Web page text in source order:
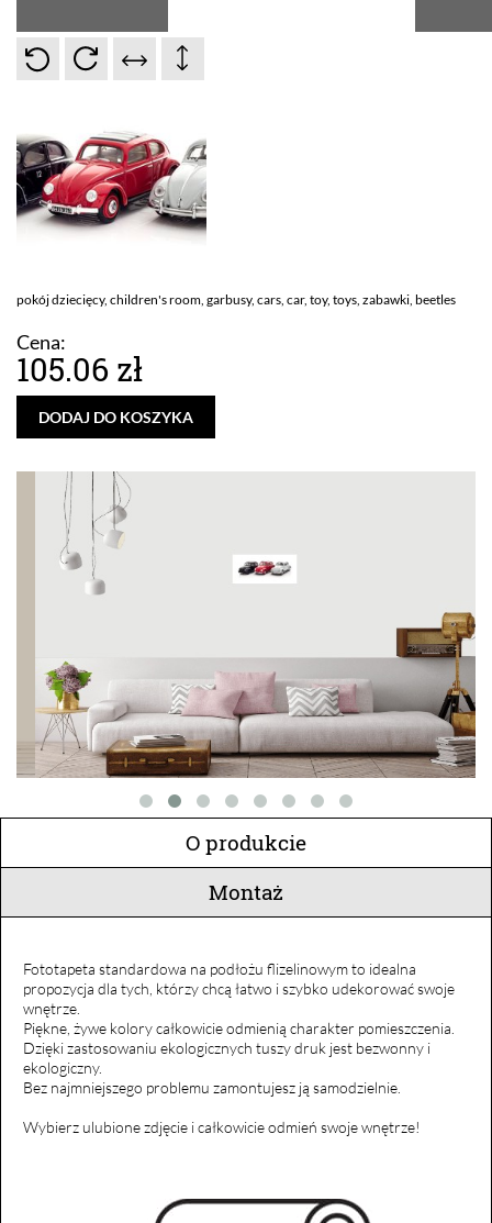
pokój dziecięcy, children's room, garbusy, cars, car, toy, toys, zabawki, beetles
Cena:
105.06 zł
DODAJ DO KOSZYKA
O produkcie
Montaż
Fototapeta standardowa na podłożu flizelinowym to idealna
propozycja dla tych, którzy chcą łatwo i szybko udekorować swoje
wnętrze.
Piękne, żywe kolory całkowicie odmienią charakter pomieszczenia.
Dzięki zastosowaniu ekologicznych tuszy druk jest bezwonny i
ekologiczny.
Bez najmniejszego problemu zamontujesz ją samodzielnie.
Wybierz ulubione zdjęcie i całkowicie odmień swoje wnętrze!